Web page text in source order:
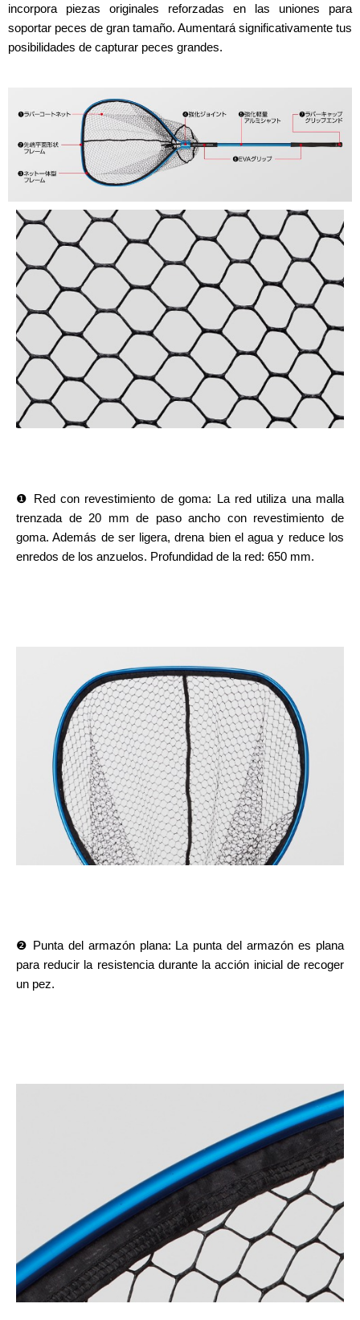
incorpora piezas originales reforzadas en las uniones para
soportar peces de gran tamaño. Aumentará significativamente tus
posibilidades de capturar peces grandes.
❶ Red con revestimiento de goma: La red utiliza una malla
trenzada de 20 mm de paso ancho con revestimiento de
goma. Además de ser ligera, drena bien el agua y reduce los
enredos de los anzuelos. Profundidad de la red: 650 mm.
❷ Punta del armazón plana: La punta del armazón es plana
para reducir la resistencia durante la acción inicial de recoger
un pez.